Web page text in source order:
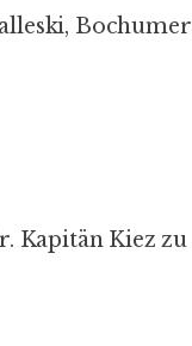
Bochumer
Kapitän Kiez zu